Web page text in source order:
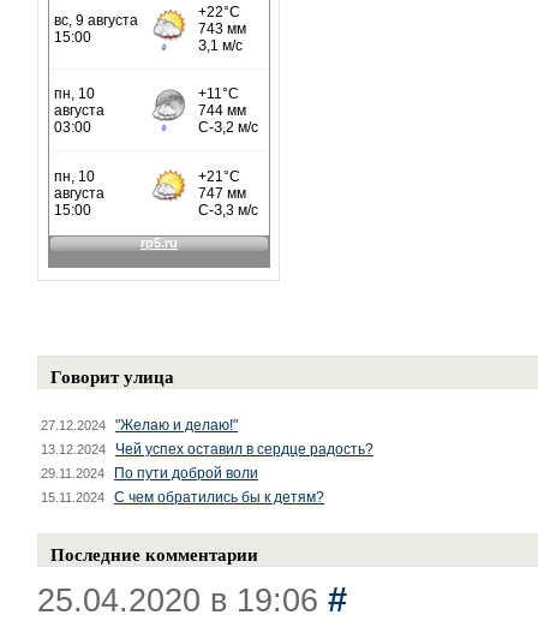
Говорит улица
27.12.2024 "Желаю и делаю!"
13.12.2024 Чей успех оставил в сердце радость?
29.11.2024 По пути доброй воли
15.11.2024 С чем обратились бы к детям?
Последние комментарии
25.04.2020 в 19:06 #